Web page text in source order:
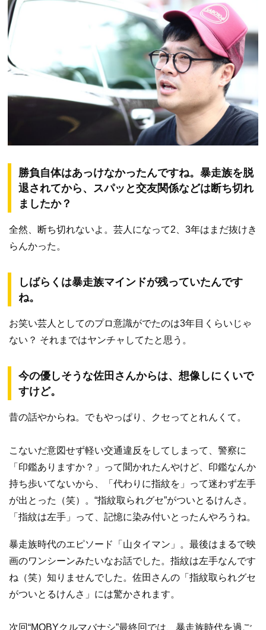
勝負自体はあっけなかったんですね。暴走族を脱
退されてから、スパッと交友関係などは断ち切れ
ましたか？
全然、断ち切れないよ。芸人になって2、3年はまだ抜けき
らんかった。
しばらくは暴走族マインドが残っていたんです
ね。
お笑い芸人としてのプロ意識がでたのは3年目くらいじゃ
ない？ それまではヤンチャしてたと思う。
今の優しそうな佐田さんからは、想像しにくいで
すけど。
昔の話やからね。でもやっぱり、クセってとれんくて。
こないだ意図せず軽い交通違反をしてしまって、警察に
「印鑑ありますか？」って聞かれたんやけど、印鑑なんか
持ち歩いてないから、「代わりに指紋を」って迷わず左手
が出とった（笑）。“指紋取られグセ”がついとるけんさ。
「指紋は左手」って、記憶に染み付いとったんやろうね。
暴走族時代のエピソード「山タイマン」。最後はまるで映
画のワンシーンみたいなお話でした。指紋は左手なんです
ね（笑）知りませんでした。佐田さんの「指紋取られグセ
がついとるけんさ」には驚かされます。
次回“MOBYクルマバナシ”最終回では、暴走族時代を過ご